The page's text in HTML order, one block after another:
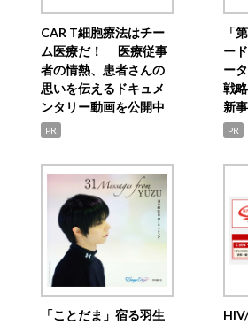
CAR T細胞療法はチー
ム医療だ！ 医療従事
者の情熱、患者さんの
思いを伝えるドキュメ
ンタリー動画を公開中
PR
「
ー
ー
戦
新
PR
「ことだま」宿る羽生